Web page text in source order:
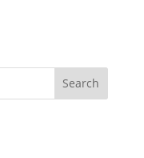
Search